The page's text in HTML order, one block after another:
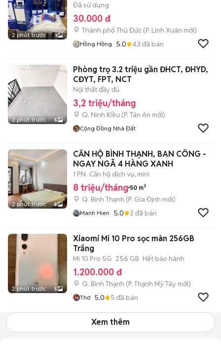
2 phút trước 1
Đã sử dụng
30.000 đ
Thành phố Thủ Đức (P. Linh Xuân mới)
Hồng Hồng 5.0 43 đã bán
2 phút trước 5
Phòng trọ 3.2 triệu gần ĐHCT, ĐHYD,
CĐYT, FPT, NCT
Nội thất đầy đủ
3,2 triệu/tháng
Q. Ninh Kiều (P. Tân An mới)
Cộng Đồng Nhà Đất
2 phút trước 8
CĂN HỘ BÌNH THẠNH, BAN CÔNG -
NGAY NGÃ 4 HÀNG XANH
1 PN Căn hộ dịch vụ, mini
8 triệu/tháng 50 m²
Q. Bình Thạnh (P. Gia Định mới)
Manh Hien 5.0 2 đã bán
2 phút trước 5
Xiaomi Mi 10 Pro sọc màn 256GB
Trắng
Mi 10 Pro 5G 256 GB Hết bảo hành
1.200.000 đ
Q. Bình Thạnh (P. Thạnh Mỹ Tây mới)
Thơ 5.0 5 đã bán
Xem thêm